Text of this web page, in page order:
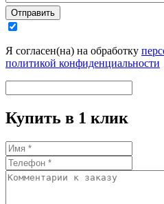
Отправить
Я согласен(на) на обработку
политикой конфиденциальности
Купить в 1 клик